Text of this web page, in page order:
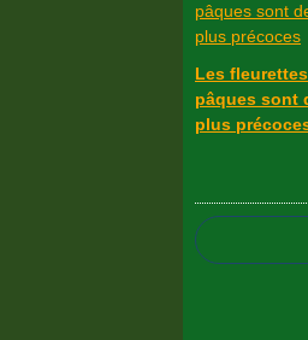
Les
pâques sont
plus